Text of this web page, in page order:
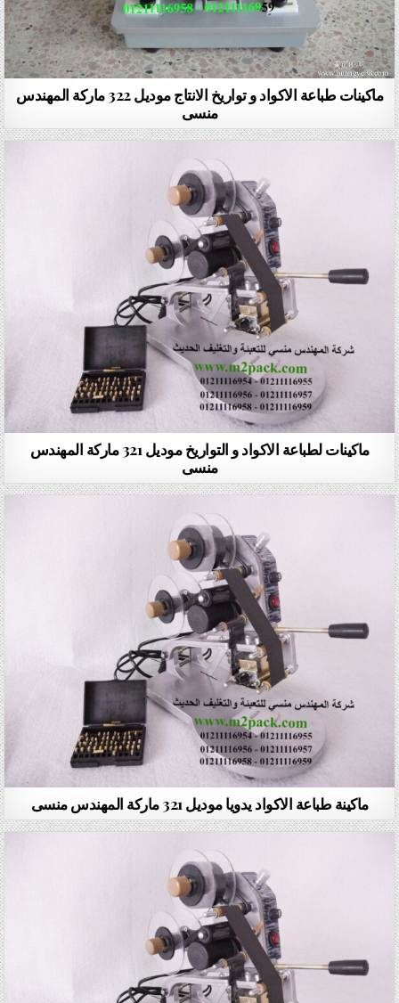
ماكينات طباعة الاكواد و تواريخ الانتاج موديل 322 ماركة المهندس
منسى
ماكينات لطباعة الاكواد و التواريخ موديل 321 ماركة المهندس
منسى
ماكينة طباعة الاكواد يدويا موديل 321 ماركة المهندس منسى